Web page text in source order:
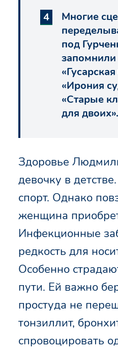
Многие
под
«Ирония
«Старые
для двоих».
Здоровье
девочку в
спорт. Однако
женщина
Инфекционные
редкость для
Особенно
пути. Ей важно
простуда не
тонзиллит,
спровоцировать